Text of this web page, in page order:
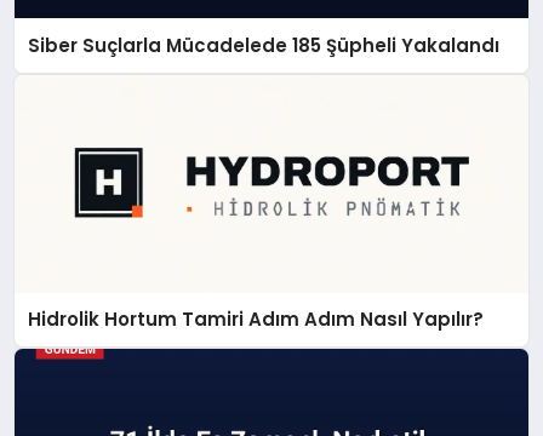
Siber Suçlarla Mücadelede 185 Şüpheli Yakalandı
Hidrolik Hortum Tamiri Adım Adım Nasıl Yapılır?